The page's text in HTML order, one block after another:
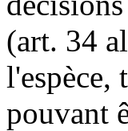
(art. 34
l'espèce,
pouvant